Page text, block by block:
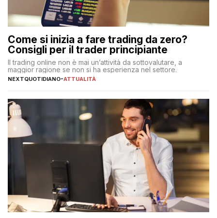
Come si inizia a fare trading da zero?
Consigli per il trader principiante
Il trading online non è mai un’attività da sottovalutare, a
maggior ragione se non si ha esperienza nel settore.
NEXTQUOTIDIANO-ATTUALITÀ